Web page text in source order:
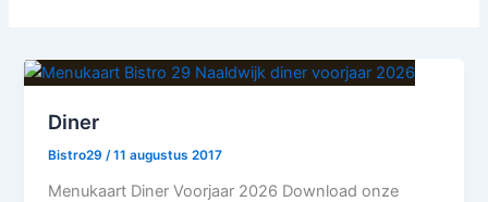
Diner
Bistro29/11 augustus 2017
Menukaart Diner Voorjaar 2026 Download onze